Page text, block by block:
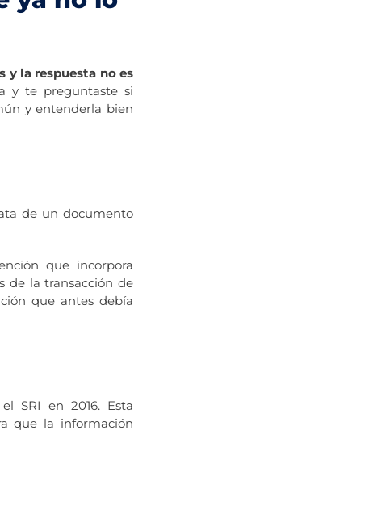
y la respuesta no es
y te preguntaste si
y entenderla bien
de un documento
que incorpora
de la transacción de
que antes debía
SRI en 2016. Esta
que la información